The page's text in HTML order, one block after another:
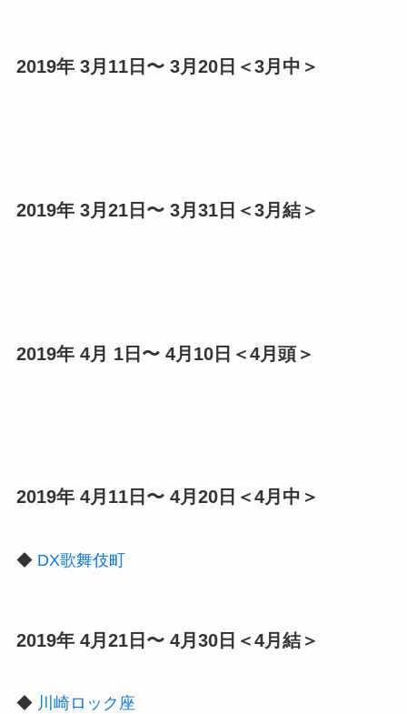
2019年 3月11日〜 3月20日＜3月中＞
2019年 3月21日〜 3月31日＜3月結＞
2019年 4月 1日〜 4月10日＜4月頭＞
2019年 4月11日〜 4月20日＜4月中＞
◆ DX歌舞伎町
2019年 4月21日〜 4月30日＜4月結＞
◆ 川崎ロック座